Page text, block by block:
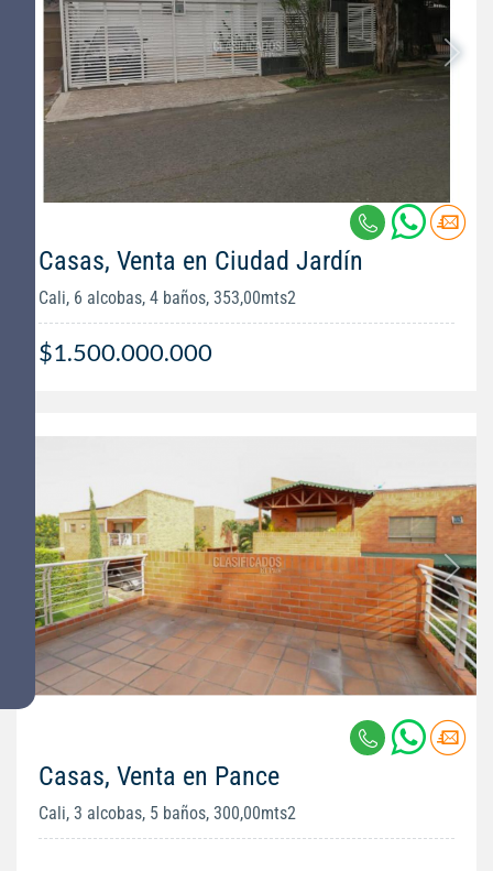
Casas, Venta en Ciudad Jardín
Cali, 6 alcobas, 4 baños, 353,00mts2
$1.500.000.000
Casas, Venta en Pance
Cali, 3 alcobas, 5 baños, 300,00mts2